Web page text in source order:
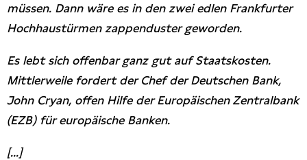
müssen. Dann wäre es in den zwei edlen Frankfurter
Hochhaustürmen zappenduster geworden.
Es lebt sich offenbar ganz gut auf Staatskosten.
Mittlerweile fordert der Chef der Deutschen Bank,
John Cryan, offen Hilfe der Europäischen Zentralbank
(EZB) für europäische Banken.
[...]